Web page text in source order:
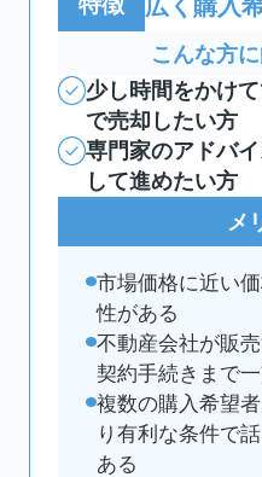
広く購入
こんな方
少し時間をかけ
で売却したい方
専門家のアドバ
して進めたい方
メ
市場価格に近い
性がある
不動産会社が販
契約手続きまで
複数の購入希望
り有利な条件で
ある